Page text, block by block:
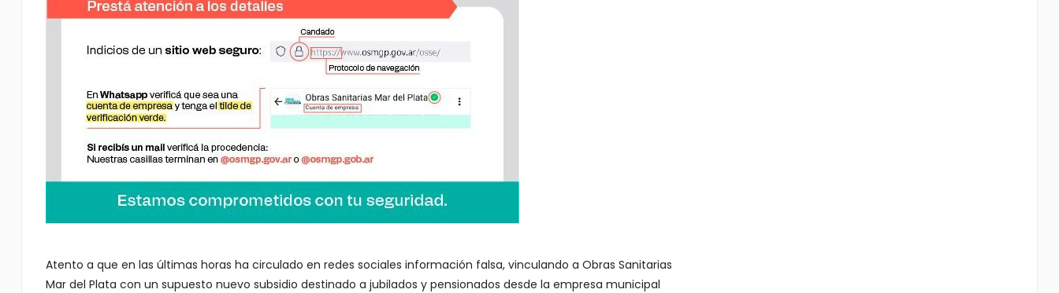
Atento a que en las últimas horas ha circulado en redes sociales información falsa, vinculando a Obras Sanitarias
Mar del Plata con un supuesto nuevo subsidio destinado a jubilados y pensionados desde la empresa municipal